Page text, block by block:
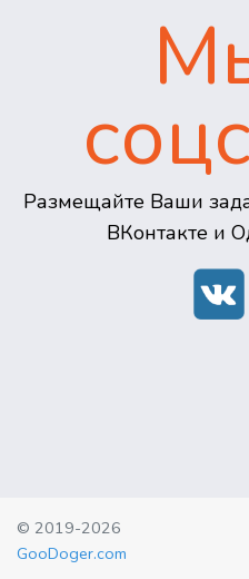
Размещайте Ваши
ВКонтакте и
© 2019-2026
GooDoger.com